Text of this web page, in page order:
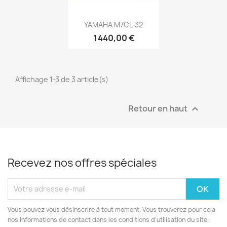
Aperçu rapide
YAMAHA M7CL-32
1 440,00 €
Affichage 1-3 de 3 article(s)
Retour en haut 
Recevez nos offres spéciales
Vous pouvez vous désinscrire à tout moment. Vous trouverez pour cela
nos informations de contact dans les conditions d'utilisation du site.